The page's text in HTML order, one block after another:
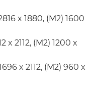
x 1880, (M2) 1600
x 2112, (M2) 1200 x
x 2112, (M2) 960 x